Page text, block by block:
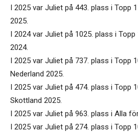
I 2025 var Juliet på 443. plass i Topp
2025.
I 2024 var Juliet på 1025. plass i
2024.
I 2025 var Juliet på 737. plass i Topp
Nederland 2025.
I 2025 var Juliet på 474. plass i Topp
Skottland 2025.
I 2025 var Juliet på 963. plass i Alla
I 2025 var Juliet på 274. plass i Topp